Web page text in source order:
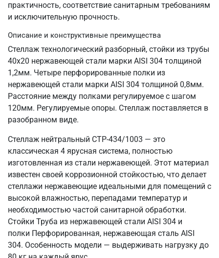
практичность, соответствие санитарным требованиям
и исключительную прочность.
Описание и конструктивные преимущества
Стеллаж технологический разборный, стойки из трубы
40х20 нержавеющей стали марки AISI 304 толщиной
1,2мм. Четыре перфорированные полки из
нержавеющей стали марки AISI 304 толщиной 0,8мм.
Расстояние между полками регулируемое с шагом
120мм. Регулируемые опоры. Стеллаж поставляется в
разобранном виде.
Стеллаж нейтральный СТР-434/1003 — это
классическая 4 ярусная система, полностью
изготовленная из стали нержавеющей. Этот материал
известен своей коррозионной стойкостью, что делает
стеллажи нержавеющие идеальными для помещений с
высокой влажностью, перепадами температур и
необходимостью частой санитарной обработки.
Стойки Труба из нержавеющей стали AISI 304 и
полки Перфорированная, нержавеющая сталь AISI
304. Особенность модели — выдерживать нагрузку до